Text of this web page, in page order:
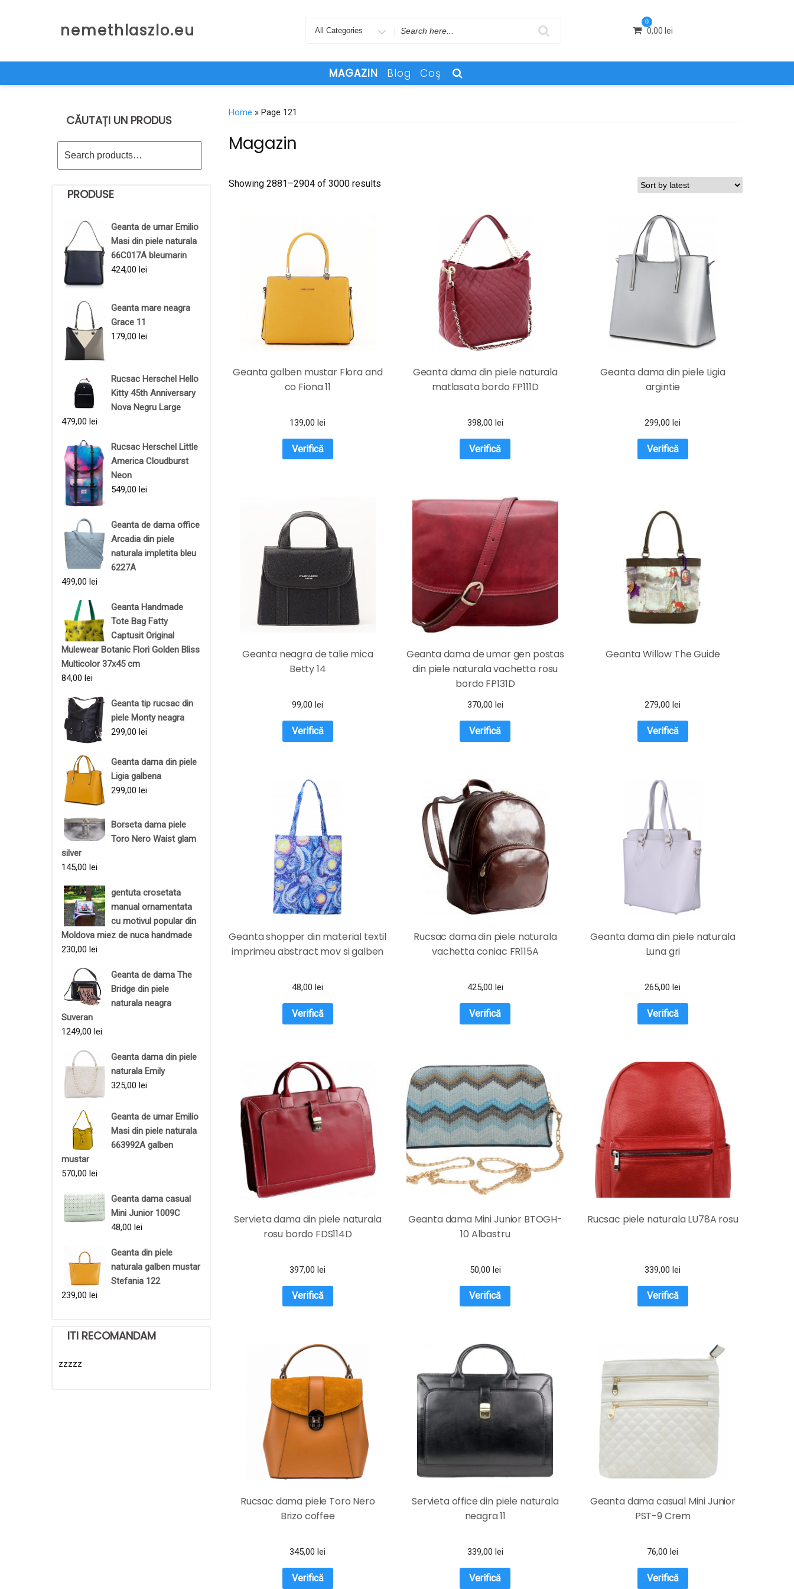
nemethlaszlo.eu
Search
0
0,00 lei
MAGAZIN Blog Coş
CĂUTAȚI UN PRODUS
for:
PRODUSE
Geanta de umar Emilio
Masi din piele naturala
66C017A bleumarin
424,00 lei
Geanta mare neagra
Grace 11
179,00 lei
Rucsac Herschel Hello
Kitty 45th Anniversary
Nova Negru Large
479,00 lei
Rucsac Herschel Little
America Cloudburst
Neon
549,00 lei
Geanta de dama office
Arcadia din piele
naturala impletita bleu
6227A
499,00 lei
Geanta Handmade
Tote Bag Fatty
Captusit Original
Mulewear Botanic Flori Golden Bliss
Multicolor 37x45 cm
84,00 lei
Geanta tip rucsac din
piele Monty neagra
299,00 lei
Geanta dama din piele
Ligia galbena
299,00 lei
Borseta dama piele
Toro Nero Waist glam
silver
145,00 lei
gentuta crosetata
manual ornamentata
cu motivul popular din
Moldova miez de nuca handmade
230,00 lei
Geanta de dama The
Bridge din piele
naturala neagra
Suveran
1249,00 lei
Geanta dama din piele
naturala Emily
325,00 lei
Geanta de umar Emilio
Masi din piele naturala
663992A galben
mustar
570,00 lei
Geanta dama casual
Mini Junior 1009C
48,00 lei
Geanta din piele
naturala galben mustar
Stefania 122
239,00 lei
ITI RECOMANDAM
zzzzz
Home » Page 121
Magazin
Showing 2881–2904 of 3000 results
Geanta galben mustar Flora and
co Fiona 11
139,00lei
Verifică
Geanta dama din piele naturala
matlasata bordo FP111D
398,00 lei
Verifică
Geanta dama din piele Ligia
argintie
299,00lei
Verifică
Geanta neagra de talie mica
Betty 14
99,00 lei
Verifică
Geanta dama de umar gen postas
din piele naturala vachetta rosu
bordo FP131D
370,00 lei
Verifică
Geanta Willow The Guide
279,00 lei
Verifică
Geanta shopper din material textil
imprimeu abstract mov si galben
48,00lei
Verifică
Rucsac dama din piele naturala
vachetta coniac FR115A
425,00 lei
Verifică
Geanta dama din piele naturala
Luna gri
265,00lei
Verifică
Servieta dama din piele naturala
rosu bordo FDS114D
397,00lei
Verifică
Geanta dama Mini Junior BTOGH-
10 Albastru
50,00 lei
Verifică
Rucsac piele naturala LU78A rosu
339,00lei
Verifică
Rucsac dama piele Toro Nero
Brizo coffee
345,00lei
Verifică
Servieta office din piele naturala
neagra 11
339,00 lei
Verifică
Geanta dama casual Mini Junior
PST-9 Crem
76,00lei
Verifică